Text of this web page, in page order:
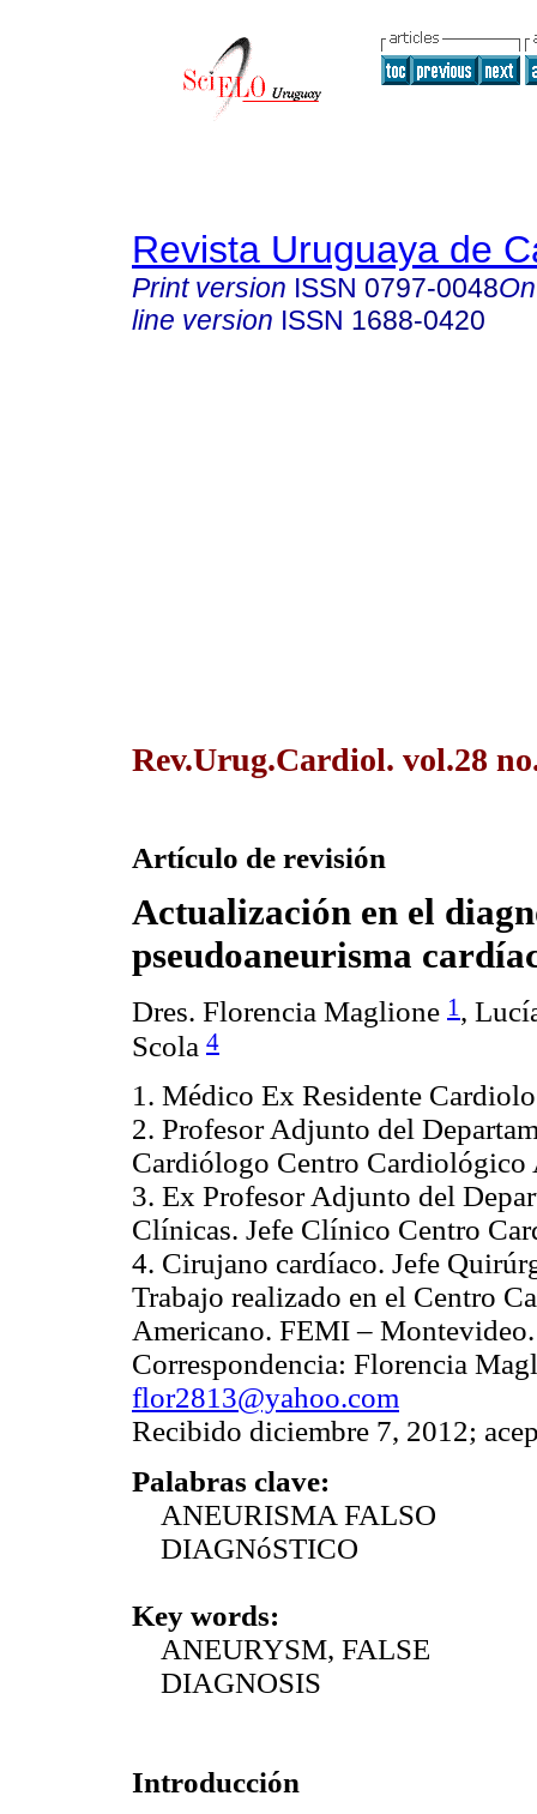
Revista Uruguaya de
Print version ISSN 0797-0048
line version ISSN 1688-0420
Rev.Urug.Cardiol. vol.28
Artículo de revisión
Actualización en el
pseudoaneurisma
Dres. Florencia Maglione 1 ,
Scola 4
1. Médico Ex Residente
2. Profesor Adjunto del
Cardiólogo Centro Cardiológico
3. Ex Profesor Adjunto del
Clínicas. Jefe Clínico Centro
4. Cirujano cardíaco. Jefe
Trabajo realizado en el Centro
Americano. FEMI – Montevideo.
Correspondencia: Florencia
flor2813@yahoo.com
Recibido diciembre 7, 2012;
Palabras clave:
ANEURISMA FALSO
DIAGNóSTICO
Key words:
ANEURYSM, FALSE
DIAGNOSIS
Introducción